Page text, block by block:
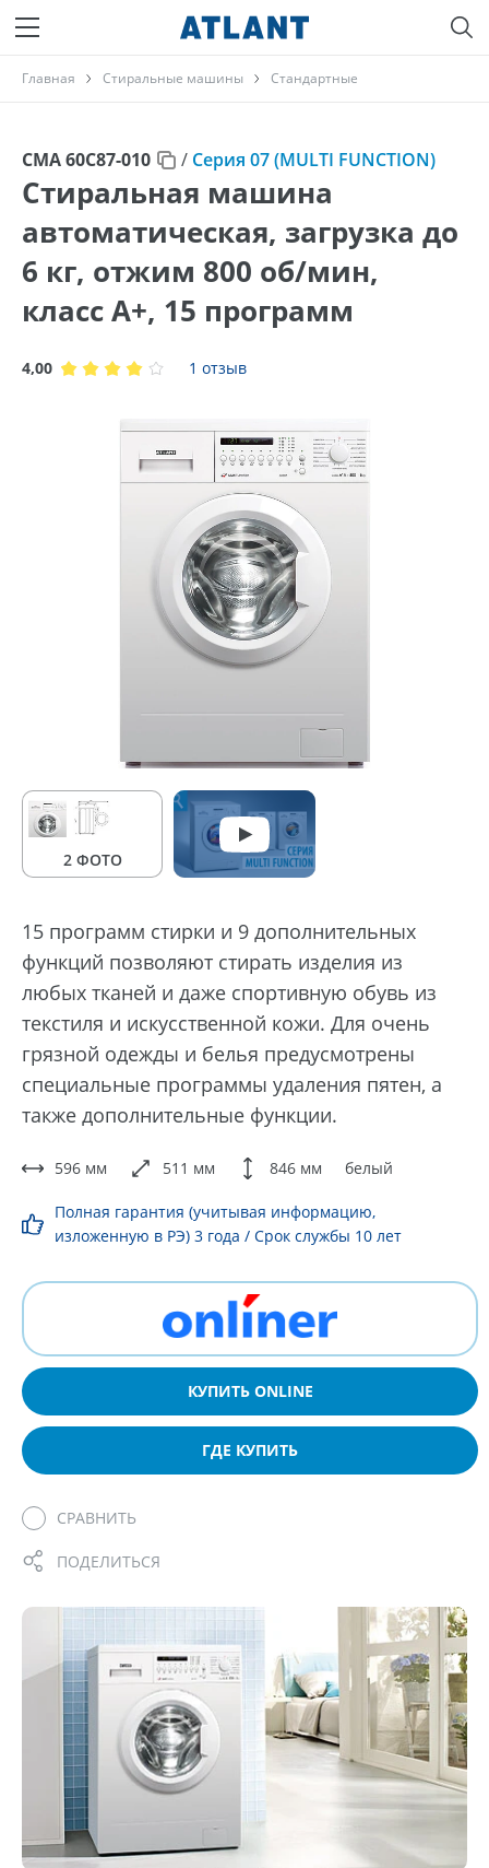
Главная Стиральные машины Стандартные
СМА 60С87-010 / Серия 07 (MULTI FUNCTION)
Стиральная машина
автоматическая, загрузка до
6 кг, отжим 800 об/мин,
класс A+, 15 программ
4,00 1 отзыв
2 ФОТО
15 программ стирки и 9 дополнительных
функций позволяют стирать изделия из
любых тканей и даже спортивную обувь из
текстиля и искусственной кожи. Для очень
грязной одежды и белья предусмотрены
специальные программы удаления пятен, а
также дополнительные функции.
596 мм 511 мм 846 мм белый
Полная гарантия (учитывая информацию,
изложенную в РЭ) 3 года / Срок службы 10 лет
КУПИТЬ ONLINE
ГДЕ КУПИТЬ
СРАВНИТЬ
ПОДЕЛИТЬСЯ